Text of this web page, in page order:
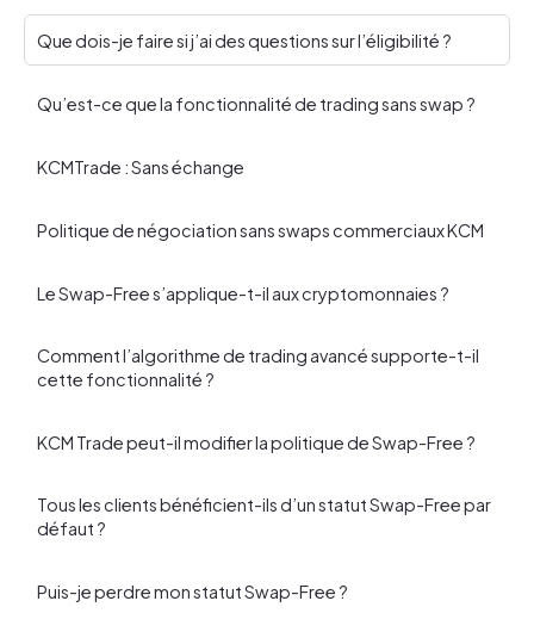
Que dois-je faire si j’ai des questions sur l’éligibilité ?
Qu’est-ce que la fonctionnalité de trading sans swap ?
KCMTrade : Sans échange
Politique de négociation sans swaps commerciaux KCM
Le Swap-Free s’applique-t-il aux cryptomonnaies ?
Comment l’algorithme de trading avancé supporte-t-il
cette fonctionnalité ?
KCM Trade peut-il modifier la politique de Swap-Free ?
Tous les clients bénéficient-ils d’un statut Swap-Free par
défaut ?
Puis-je perdre mon statut Swap-Free ?